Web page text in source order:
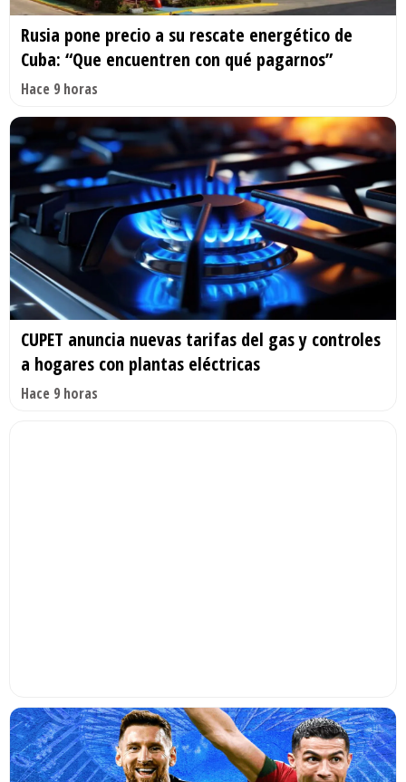
Rusia pone precio a su rescate energético de
Cuba: “Que encuentren con qué pagarnos”
Hace 9 horas
CUPET anuncia nuevas tarifas del gas y controles
a hogares con plantas eléctricas
Hace 9 horas